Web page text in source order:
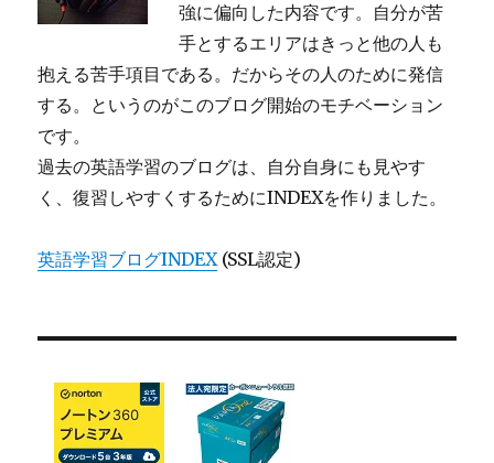
強に偏向した内容です。自分が苦
手とするエリアはきっと他の人も
抱える苦手項目である。だからその人のために発信
する。というのがこのブログ開始のモチベーション
です。
過去の英語学習のブログは、自分自身にも見やす
く、復習しやすくするためにINDEXを作りました。
英語学習ブログINDEX(SSL認定)